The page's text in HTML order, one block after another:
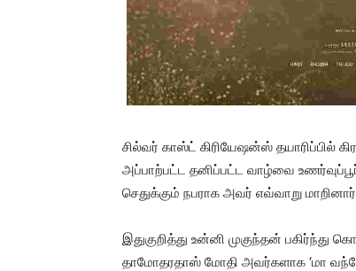
சில்வர் காஸ்ட் கிரியேஷன்ஸ் தயாரிப்பில்
அப்பாற்பட்ட தனிப்பட்ட வாழ்வை
செதுக்கும் நபராக அவர் எவ்வாறு
இதுகுறித்து உன்னி முகுந்தன் பகிர்ந்து
தாமோதரதாஸ் மோதி அவர்களாக ‘மா